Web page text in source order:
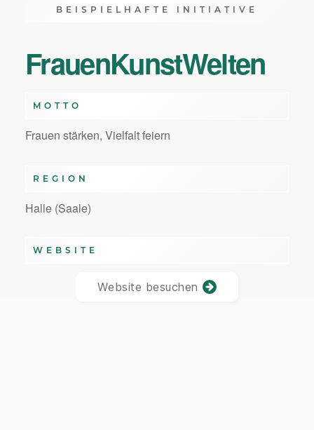
BEISPIELHAFTE INITIATIVE
FrauenKunstWelten
MOTTO
Frauen stärken, Vielfalt feiern
REGION
Halle (Saale)
WEBSITE
Website besuchen